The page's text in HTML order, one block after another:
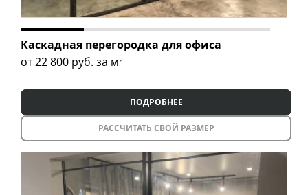
Каскадная перегородка для офиса
от 22 800 руб. за м2
ПОДРОБНЕЕ
РАССЧИТАТЬ СВОЙ РАЗМЕР